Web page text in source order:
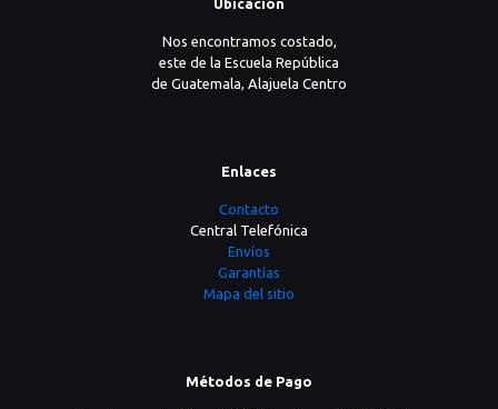
Nos encontramos costado,
este de la Escuela República
de Guatemala, Alajuela Centro
Enlaces
Contacto
Central Telefónica
Envíos
Garantías
Mapa del sitio
Métodos de Pago